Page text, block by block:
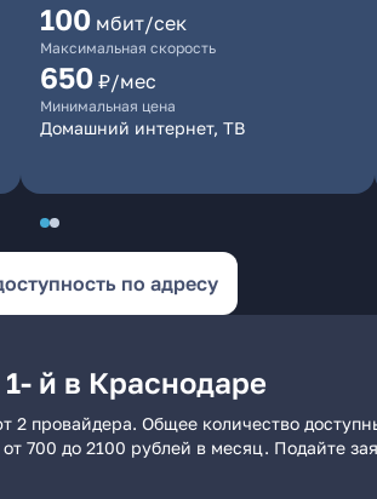
100 мбит/сек
Максимальная скорость
650 ₽/мес
Минимальная цена
Домашний интернет, ТВ
по адресу
й в Краснодаре
2 провайдера. Общее количество
700 до 2100 рублей в месяц. Подайте